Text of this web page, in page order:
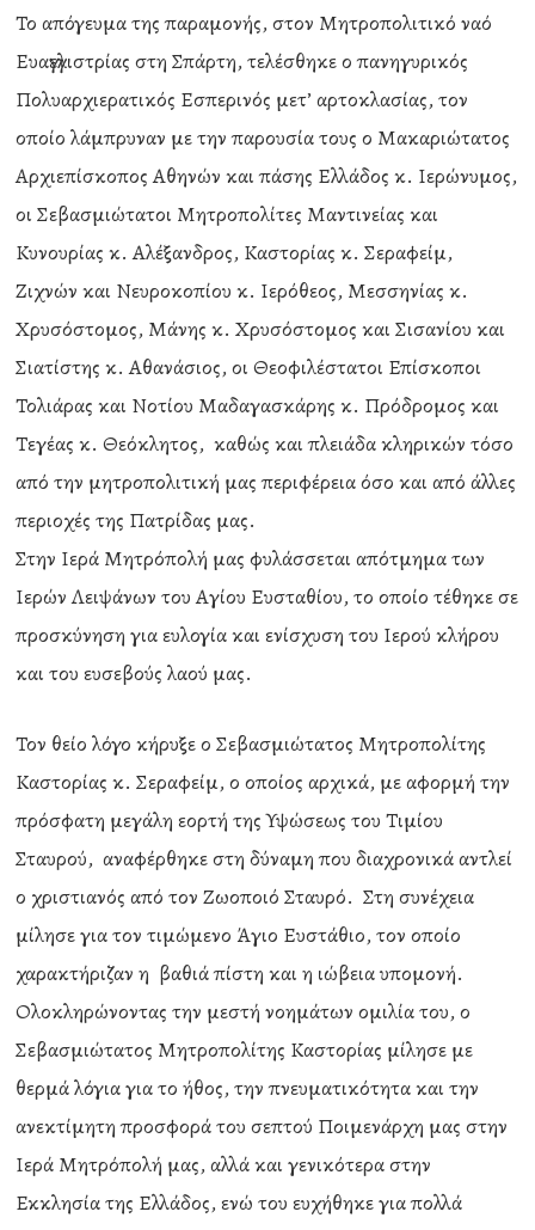
Το απόγευμα της παραμονής, στον Μητροπολιτικό ναό
Ευαγγελιστρίας στη Σπάρτη, τελέσθηκε ο πανηγυρικός
Πολυαρχιερατικός Εσπερινός μετ’ αρτοκλασίας, τον
οποίο λάμπρυναν με την παρουσία τους ο Μακαριώτατος
Αρχιεπίσκοπος Αθηνών και πάσης Ελλάδος κ. Ιερώνυμος,
οι Σεβασμιώτατοι Μητροπολίτες Μαντινείας και
Κυνουρίας κ. Αλέξανδρος, Καστορίας κ. Σεραφείμ,
Ζιχνών και Νευροκοπίου κ. Ιερόθεος, Μεσσηνίας κ.
Χρυσόστομος, Μάνης κ. Χρυσόστομος και Σισανίου και
Σιατίστης κ. Αθανάσιος, οι Θεοφιλέστατοι Επίσκοποι
Τολιάρας και Νοτίου Μαδαγασκάρης κ. Πρόδρομος και
Τεγέας κ. Θεόκλητος, καθώς και πλειάδα κληρικών τόσο
από την μητροπολιτική μας περιφέρεια όσο και από άλλες
περιοχές της Πατρίδας μας.
Στην Ιερά Μητρόπολή μας φυλάσσεται απότμημα των
Ιερών Λειψάνων του Αγίου Ευσταθίου, το οποίο τέθηκε σε
προσκύνηση για ευλογία και ενίσχυση του Ιερού κλήρου
και του ευσεβούς λαού μας.
Τον θείο λόγο κήρυξε ο Σεβασμιώτατος Μητροπολίτης
Καστορίας κ. Σεραφείμ, ο οποίος αρχικά, με αφορμή την
πρόσφατη μεγάλη εορτή της Υψώσεως του Τιμίου
Σταυρού, αναφέρθηκε στη δύναμη που διαχρονικά αντλεί
ο χριστιανός από τον Ζωοποιό Σταυρό. Στη συνέχεια
μίλησε για τον τιμώμενο Άγιο Ευστάθιο, τον οποίο
χαρακτήριζαν η βαθιά πίστη και η ιώβεια υπομονή.
Ολοκληρώνοντας την μεστή νοημάτων ομιλία του, ο
Σεβασμιώτατος Μητροπολίτης Καστορίας μίλησε με
θερμά λόγια για το ήθος, την πνευματικότητα και την
ανεκτίμητη προσφορά του σεπτού Ποιμενάρχη μας στην
Ιερά Μητρόπολή μας, αλλά και γενικότερα στην
Εκκλησία της Ελλάδος, ενώ του ευχήθηκε για πολλά